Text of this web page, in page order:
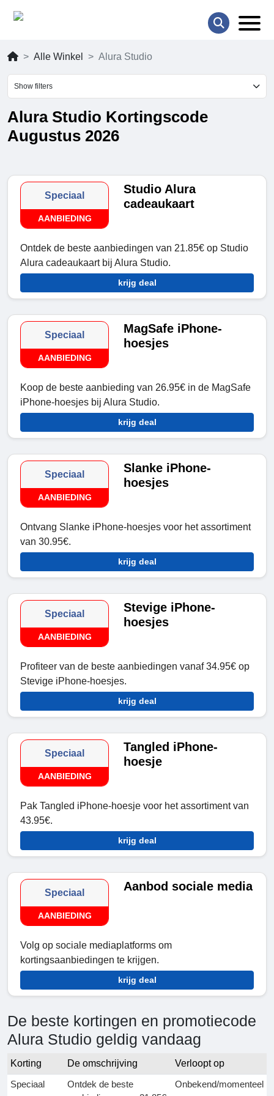
Alle Winkel Alura Studio
Show filters
Alura Studio Kortingscode
Augustus 2026
Speciaal
AANBIEDING
Studio Alura
cadeaukaart
Ontdek de beste aanbiedingen van 21.85€ op Studio
Alura cadeaukaart bij Alura Studio.
krijg deal
Speciaal
AANBIEDING
MagSafe iPhone-
hoesjes
Koop de beste aanbieding van 26.95€ in de MagSafe
iPhone-hoesjes bij Alura Studio.
krijg deal
Speciaal
AANBIEDING
Slanke iPhone-
hoesjes
Ontvang Slanke iPhone-hoesjes voor het assortiment
van 30.95€.
krijg deal
Speciaal
AANBIEDING
Stevige iPhone-
hoesjes
Profiteer van de beste aanbiedingen vanaf 34.95€ op
Stevige iPhone-hoesjes.
krijg deal
Speciaal
AANBIEDING
Tangled iPhone-
hoesje
Pak Tangled iPhone-hoesje voor het assortiment van
43.95€.
krijg deal
Speciaal
AANBIEDING
Aanbod sociale media
Volg op sociale mediaplatforms om
kortingsaanbiedingen te krijgen.
krijg deal
De beste kortingen en promotiecode
Alura Studio geldig vandaag
Korting De omschrijving
Verloopt op
Speciaal
Ontdek de beste
Onbekend/momenteel